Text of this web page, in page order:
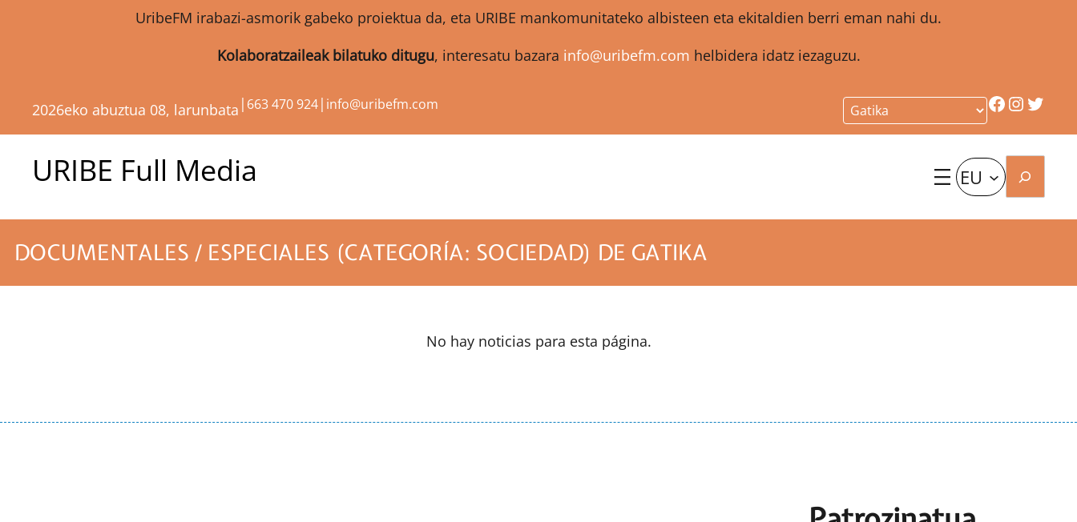
UribeFM irabazi-asmorik gabeko proiektua da, eta URIBE mankomunitateko albisteen eta ekitaldien berri eman nahi du.
Kolaboratzaileak bilatuko ditugu, interesatu bazara info@uribefm.com helbidera idatz iezaguzu.
2026eko abuztua 08, larunbata | 663 470 924| info@uribefm.com Facebook
URIBE Full Media EU Bilatu
DOCUMENTALES / ESPECIALES (CATEGORÍA: SOCIEDAD) DE GATIKA
No hay noticias para esta página.